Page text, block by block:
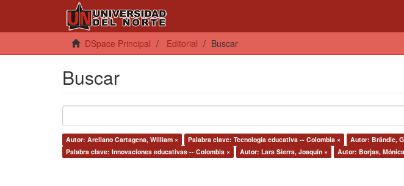
DSpace Principal Editorial Buscar
Buscar
Autor: Arellano Cartagena, William × Palabra clave: Tecnología educativa -- Colombia × Autor: Brändle,
Palabra clave: Innovaciones educativas -- Colombia ×
Autor: Lara Sierra, Joaquín × Autor: Borjas,